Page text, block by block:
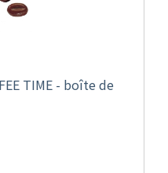
TIME - boîte de